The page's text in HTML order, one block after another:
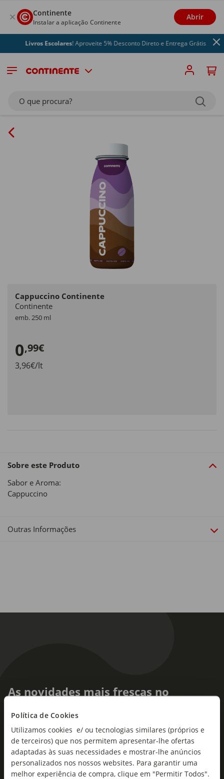
Política de Cookies
Utilizamos cookies e/ ou tecnologias similares (próprios e
de terceiros) que nos permitem apresentar-lhe ofertas
adaptadas às suas necessidades e mostrar-lhe anúncios
personalizados nos nossos websites. Para garantir uma
melhor experiência de compra, clique em "Permitir Todos".
Continente
Instalar a aplicação Continente
Abrir
Livros Escolares! Aproveite 5% Desconto Direto e Entrega Grátis
O que procura?
Cappuccino Continente
Continente
emb. 250 ml
0,99€
3,96€/lt
Sobre este Produto
Sabor e Aroma:
Cappuccino
Outras Informações
As novidades mais frescas no
Subscreva e descubra campanhas exclusivas,
ofertas e novidades para si.
Insira o seu e-
mail
Subscrever